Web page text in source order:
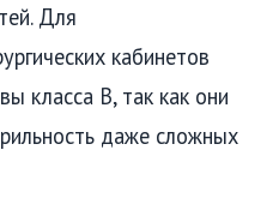
Для
кабинетов
класса B, так как они
даже сложных